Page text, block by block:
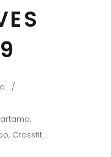
,
, Crossfit